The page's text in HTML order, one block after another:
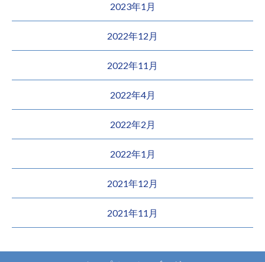
2023年1月
2022年12月
2022年11月
2022年4月
2022年2月
2022年1月
2021年12月
2021年11月